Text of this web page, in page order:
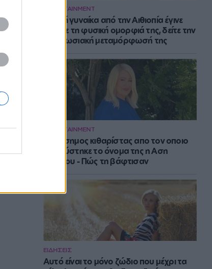
ENTERTAINMENT
Νεαρή γυναίκα από την Αιθιοπία έγινε
viral με τη φυσική ομορφιά της, δείτε την
εντυπωσιακή μεταμόρφωσή της
ENTERTAINMENT
Ο διάσημος κιθαρίστας απο τον οποιο
εμπνεύστηκε το όνομα της η Αση
Μπήλιου - Πώς τη βάφτισαν
ΕΙΔΗΣΕΙΣ
Αυτό είναι το μόνο ζώδιο που μέχρι τα